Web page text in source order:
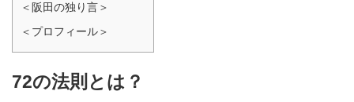
＜阪田の独り言＞
＜プロフィール＞
72の法則とは？